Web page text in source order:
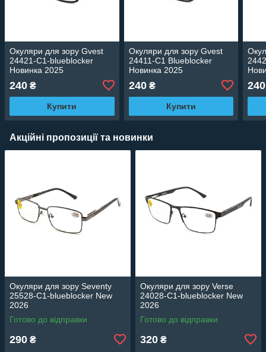
Окуляри для зору Gvest
24421-C1-blueblocker
Новинка 2025
240 ₴
Купити
Окуляри для зору Gvest
24411-C1 Blueblocker
Новинка 2025
240₴
Купити
240
Акційні пропозиції та новинки
Окуляри для зору Seventy
25528-C1-blueblocker New
2026
Готово до відправки
290 ₴
Окуляри для зору Verse
24028-C1-blueblocker New
2026
Готово до відправки
320 ₴